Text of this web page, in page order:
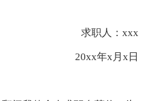
求职人：xxx
20xx年x月x日